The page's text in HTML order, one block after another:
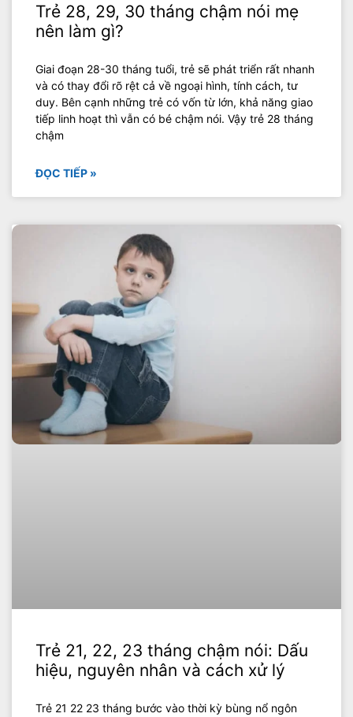
Trẻ 28, 29, 30 tháng chậm nói mẹ
nên làm gì?
Giai đoạn 28-30 tháng tuổi, trẻ sẽ phát triển rất nhanh
và có thay đổi rõ rệt cả về ngoại hình, tính cách, tư
duy. Bên cạnh những trẻ có vốn từ lớn, khả năng giao
tiếp linh hoạt thì vẫn có bé chậm nói. Vậy trẻ 28 tháng
chậm
ĐỌC TIẾP »
Trẻ 21, 22, 23 tháng chậm nói: Dấu
hiệu, nguyên nhân và cách xử lý
Trẻ 21 22 23 tháng bước vào thời kỳ bùng nổ ngôn